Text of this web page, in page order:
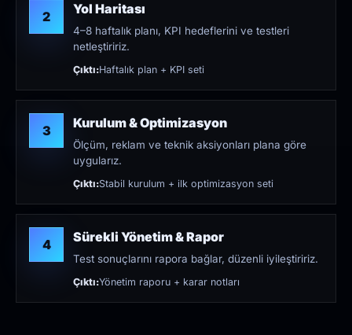
2 Yol Haritası
4–8 haftalık planı, KPI hedeflerini ve testleri
netleştiririz.
Çıktı:Haftalık plan + KPI seti
3 Kurulum & Optimizasyon
Ölçüm, reklam ve teknik aksiyonları plana göre
uygularız.
Çıktı:Stabil kurulum + ilk optimizasyon seti
4 Sürekli Yönetim & Rapor
Test sonuçlarını rapora bağlar, düzenli iyileştiririz.
Çıktı:Yönetim raporu + karar notları